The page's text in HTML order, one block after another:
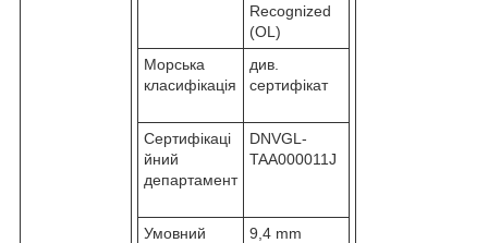
Recognized
(OL)
Морська
класифікація
див.
сертифікат
Сертифікаці
йний
департамент
DNVGL-
TAA000011J
Умовний
9,4 mm